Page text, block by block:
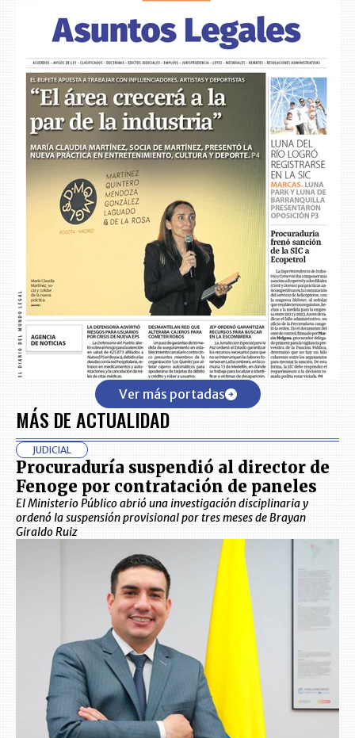
Ver más portadas
MÁS DE ACTUALIDAD
JUDICIAL
Procuraduría suspendió al director de
Fenoge por contratación de paneles
El Ministerio Público abrió una investigación disciplinaria y
ordenó la suspensión provisional por tres meses de Brayan
Giraldo Ruiz